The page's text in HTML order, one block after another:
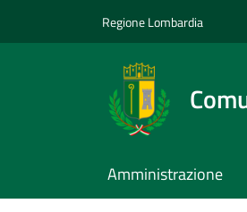
Regione Lombardia
Amministrazione